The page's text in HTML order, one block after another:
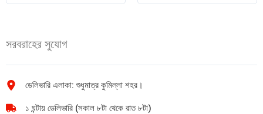
500ml
ম্যাংগো
সরবরাহের সুযোগ
ডেলিভারি এলাকা: শুধুমাত্র কুমিল্লা শহর।
১ ঘন্টায় ডেলিভারি (সকাল ৮টা থেকে রাত ৮টা)